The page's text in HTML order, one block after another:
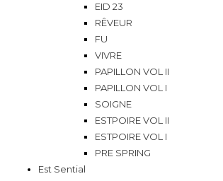
EID 23
RÊVEUR
FU
VIVRE
PAPILLON VOL II
PAPILLON VOL I
SOIGNE
ESTPOIRE VOL II
ESTPOIRE VOL I
PRE SPRING
Est Sential